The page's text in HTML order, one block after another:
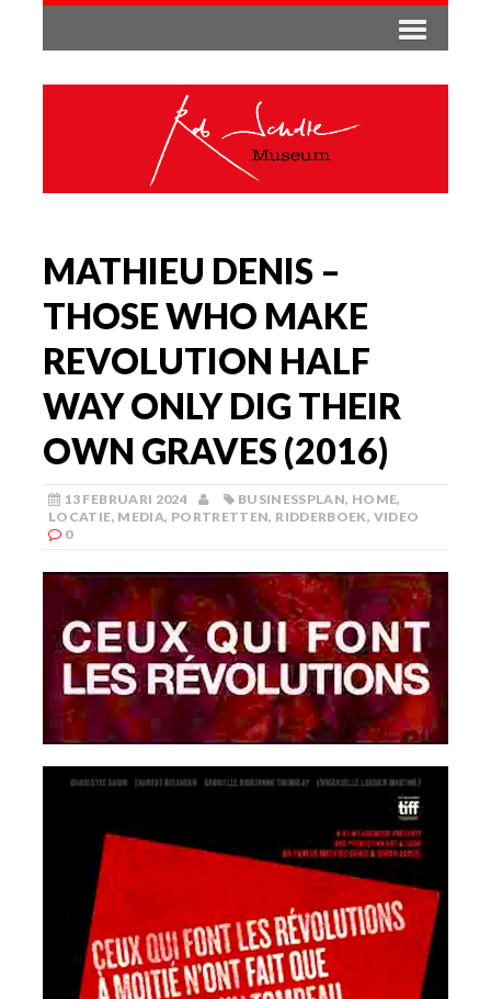
MATHIEU DENIS –
THOSE WHO MAKE
REVOLUTION HALF
WAY ONLY DIG THEIR
OWN GRAVES (2016)
13 FEBRUARI 2024 BUSINESSPLAN, HOME,
LOCATIE, MEDIA, PORTRETTEN, RIDDERBOEK, VIDEO
0